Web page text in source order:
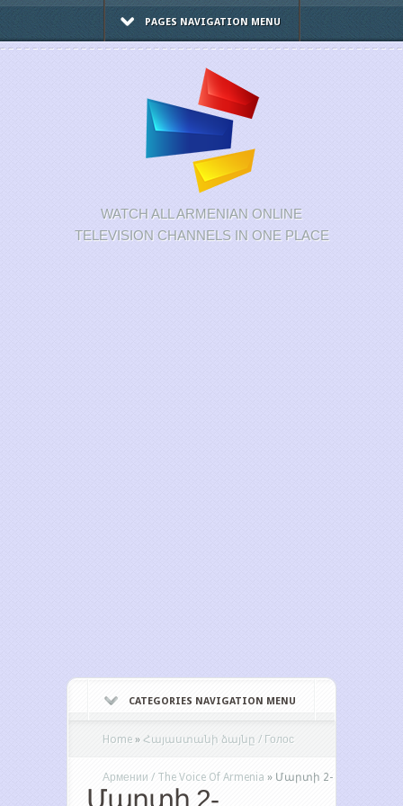
PAGES NAVIGATION MENU
WATCH ALL ARMENIAN ONLINE
TELEVISION CHANNELS IN ONE PLACE
CATEGORIES NAVIGATION MENU
Home » Հայաստանի ձայնը / Голос
Армении / The Voice Of Armenia » Մարտի 2-
Մարտի 2-